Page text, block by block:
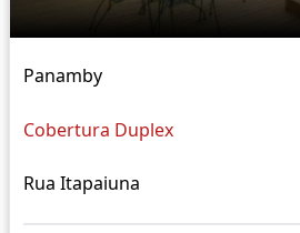
Panamby
Cobertura Duplex
Rua Itapaiuna